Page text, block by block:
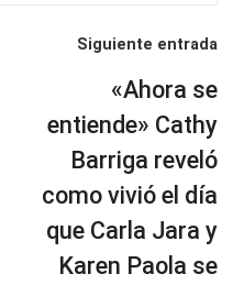
Siguiente entrada
«Ahora se
entiende» Cathy
Barriga reveló
como vivió el día
que Carla Jara y
Karen Paola se